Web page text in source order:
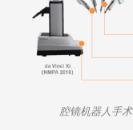
腔镜机器人手